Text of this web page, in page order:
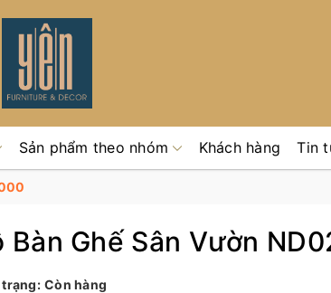
Sản phẩm theo nhóm Khách hàng Tin
Bàn Ghế Sân Vườn
Còn hàng